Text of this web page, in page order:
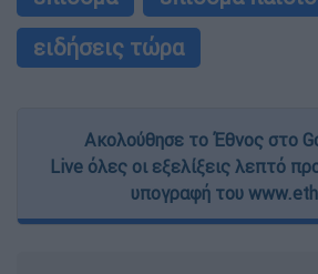
ειδήσεις τώρα
Ακολούθησε το Έθνος στο
Live όλες οι εξελίξεις λεπτό
υπογραφή του